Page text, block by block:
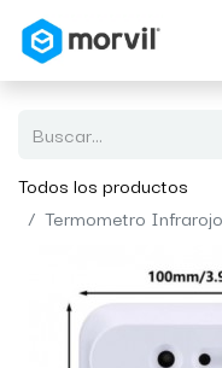
Todos los productos
Termometro